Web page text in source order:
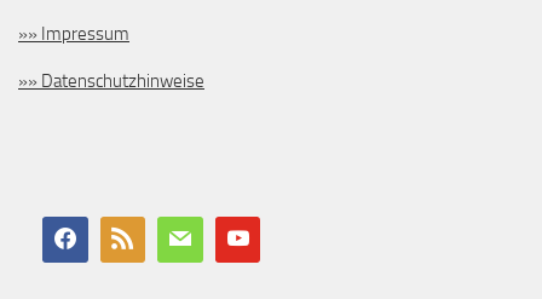
»» Impressum
»» Datenschutzhinweise